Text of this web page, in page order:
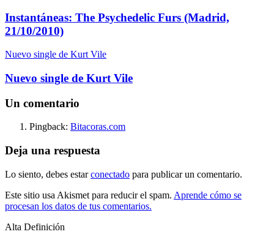
Instantáneas: The Psychedelic Furs (Madrid,
21/10/2010)
Nuevo single de Kurt Vile
Nuevo single de Kurt Vile
Un comentario
Pingback: Bitacoras.com
Deja una respuesta
Lo siento, debes estarconectado para publicar un comentario.
Este sitio usa Akismet para reducir el spam. Aprende cómo se
procesan los datos de tus comentarios.
Alta Definición